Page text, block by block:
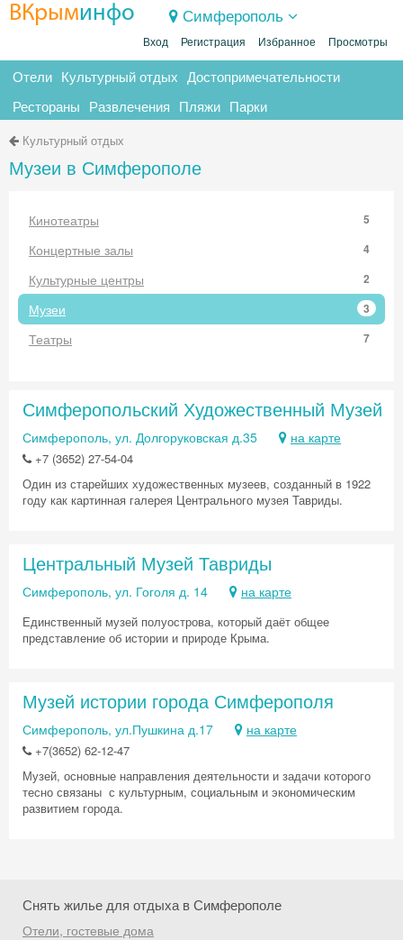
ВКрыминфо Симферополь
Вход Регистрация Избранное Просмотры
Отели Культурный отдых Достопримечательности
Рестораны Развлечения Пляжи Парки
Культурный отдых
Музеи в Симферополе
Кинотеатры 5
Концертные залы 4
Культурные центры 2
Музеи 3
Театры 7
Симферопольский Художественный Музей
Симферополь, ул. Долгоруковская д.35 на карте
+7 (3652) 27-54-04
Один из старейших художественных музеев, созданный в 1922
году как картинная галерея Центрального музея Тавриды.
Центральный Музей Тавриды
Симферополь, ул. Гоголя д. 14 на карте
Единственный музей полуострова, который даёт общее
представление об истории и природе Крыма.
Музей истории города Симферополя
Симферополь, ул.Пушкина д.17 на карте
+7(3652) 62-12-47
Музей, основные направления деятельности и задачи которого
тесно связаны с культурным, социальным и экономическим
развитием города.
Снять жилье для отдыха в Симферополе
Отели, гостевые дома
промокод на первое бронирование!